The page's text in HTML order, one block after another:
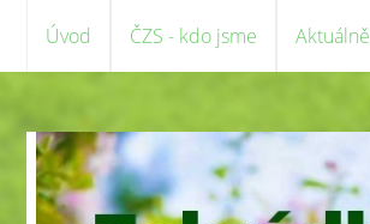
Úvod ČZS - kdo jsme Aktuálně